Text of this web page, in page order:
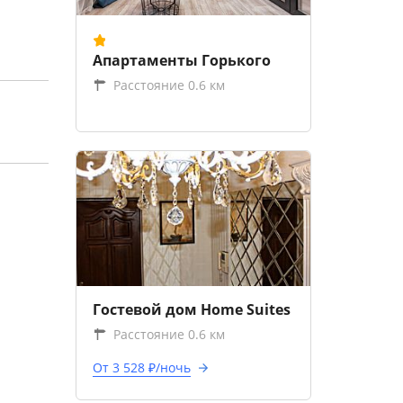
Апартаменты Горького
Расстояние 0.6 км
Гостевой дом Home Suites
Расстояние 0.6 км
От 3 528 ₽/ночь